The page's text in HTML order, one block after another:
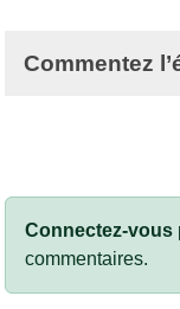
Commentez
Connectez-vous
commentaires.